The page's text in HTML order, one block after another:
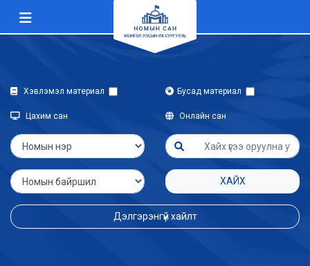
Хэвлэмэл материал Бусад материал
Цахим сан Онлайн сан
ХАЙХ
Дэлгэрэнгүй хайлт